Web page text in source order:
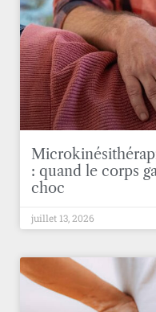
: quand le corps
choc
juillet 13, 2026